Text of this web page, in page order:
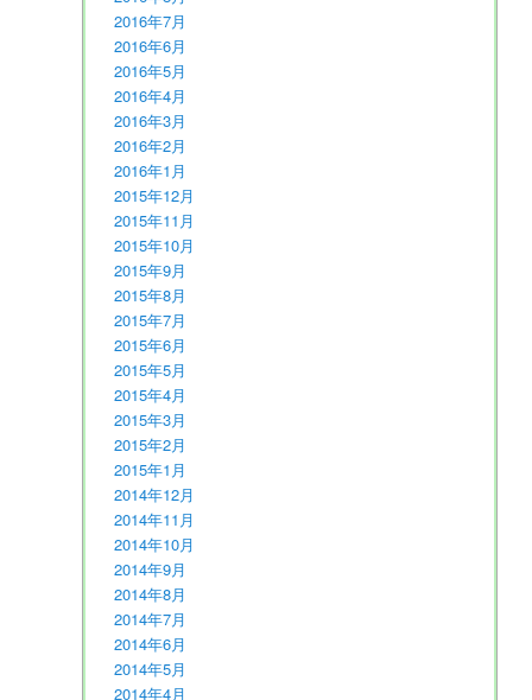
2016年7月
2016年6月
2016年5月
2016年4月
2016年3月
2016年2月
2016年1月
2015年12月
2015年11月
2015年10月
2015年9月
2015年8月
2015年7月
2015年6月
2015年5月
2015年4月
2015年3月
2015年2月
2015年1月
2014年12月
2014年11月
2014年10月
2014年9月
2014年8月
2014年7月
2014年6月
2014年5月
2014年4月